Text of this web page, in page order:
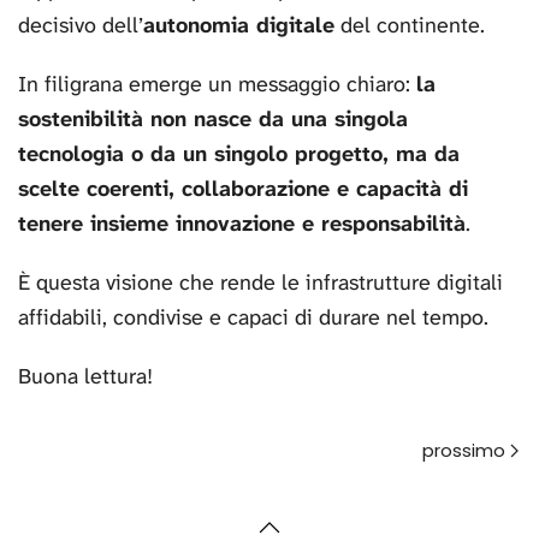
decisivo dell’autonomia digitale del continente.
In filigrana emerge un messaggio chiaro: la
sostenibilità non nasce da una singola
tecnologia o da un singolo progetto, ma da
scelte coerenti, collaborazione e capacità di
tenere insieme innovazione e responsabilità.
È questa visione che rende le infrastrutture digitali
affidabili, condivise e capaci di durare nel tempo.
Buona lettura!